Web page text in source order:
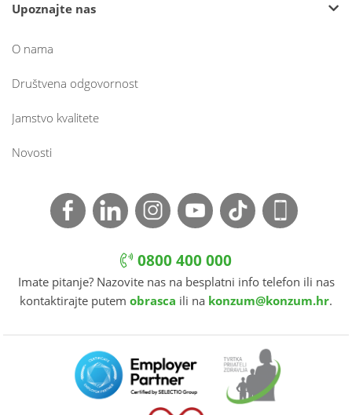
Upoznajte nas
O nama
Društvena odgovornost
Jamstvo kvalitete
Novosti
0800 400 000
Imate pitanje? Nazovite nas na besplatni info telefon ili nas
kontaktirajte putem obrasca ili na konzum@konzum.hr.